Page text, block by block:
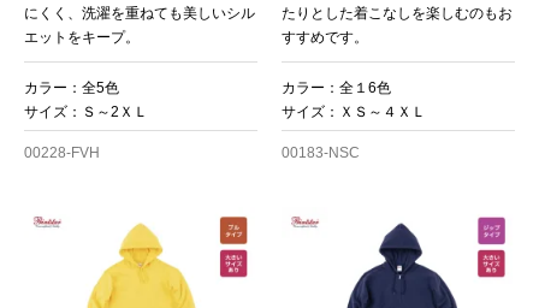
にくく、洗濯を重ねても美しいシル
エットをキープ。
カラー：全5色
サイズ：Ｓ～2ＸＬ
00228-FVH
たりとした着こなしを楽しむのもお
すすめです。
カラー：全１6色
サイズ：ＸＳ～４ＸＬ
00183-NSC